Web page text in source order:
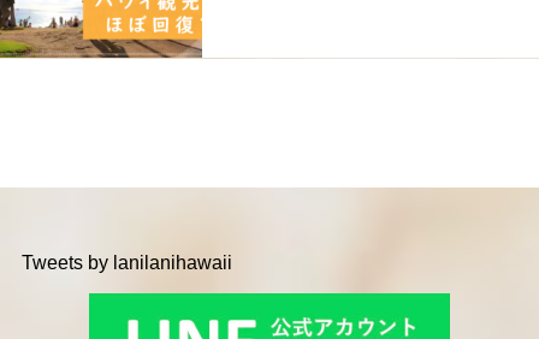
Tweets by lanilanihawaii